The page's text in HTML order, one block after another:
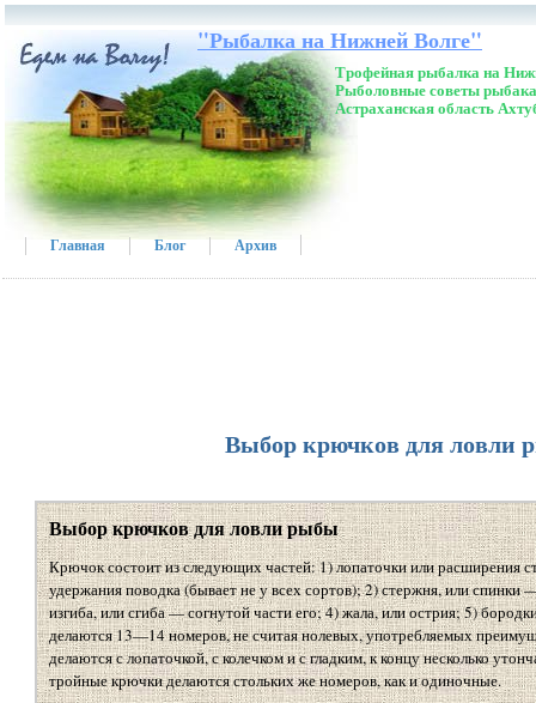
"Рыбалка на Нижней Волге"
Трофейная рыбалка на
Рыболовные советы
Астраханская область
Главная Блог Архив
Выбор крючков для ловли
Выбор крючков для ловли рыбы
Крючок состоит из следующих частей: 1) лопаточки или расширения
удержания поводка (бывает не у всех сортов); 2) стержня, или
изгиба, или сгиба — согнутой части его; 4) жала, или острия; 5)
делаются 13—14 номеров, не считая нолевых, употребляемых
делаются с лопаточкой, с колечком и с гладким, к концу несколько
тройные крючки делаются стольких же номеров, как и одиночные.